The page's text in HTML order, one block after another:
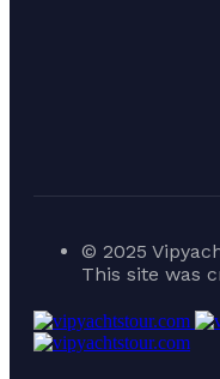
© 2025
This site was